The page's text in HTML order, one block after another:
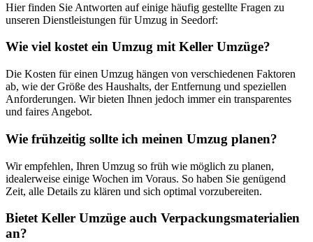
Hier finden Sie Antworten auf einige häufig gestellte Fragen zu
unseren Dienstleistungen für Umzug in Seedorf:
Wie viel kostet ein Umzug mit Keller Umzüge?
Die Kosten für einen Umzug hängen von verschiedenen Faktoren
ab, wie der Größe des Haushalts, der Entfernung und speziellen
Anforderungen. Wir bieten Ihnen jedoch immer ein transparentes
und faires Angebot.
Wie frühzeitig sollte ich meinen Umzug planen?
Wir empfehlen, Ihren Umzug so früh wie möglich zu planen,
idealerweise einige Wochen im Voraus. So haben Sie genügend
Zeit, alle Details zu klären und sich optimal vorzubereiten.
Bietet Keller Umzüge auch Verpackungsmaterialien
an?